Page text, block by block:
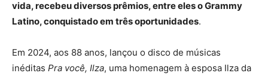
vida, recebeu diversos prêmios, entre eles o Grammy
Latino, conquistado em três oportunidades.
Em 2024, aos 88 anos, lançou o disco de músicas
inéditas Pra você, Ilza, uma homenagem à esposa Ilza da